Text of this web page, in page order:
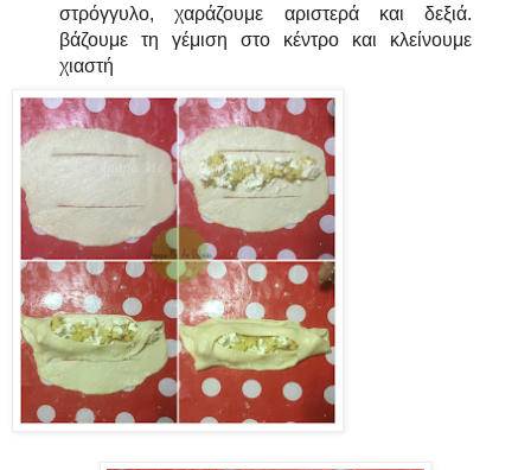
στρόγγυλο, χαράζουμε αριστερά και δεξιά.
βάζουμε τη γέμιση στο κέντρο και κλείνουμε
χιαστή